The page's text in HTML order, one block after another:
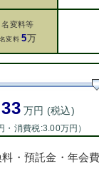
名変料等
名変料5万
33万円 (税込)
・消費税:3.00万円）
・預託金・年会